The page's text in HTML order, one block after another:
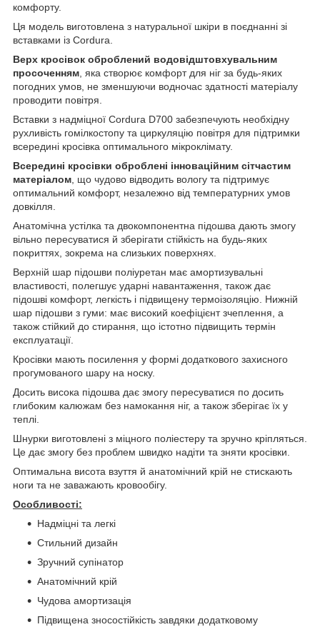
комфорту.
Ця модель виготовлена з натуральної шкіри в поєднанні зі
вставками із Cordura.
Верх кросівок оброблений водовідштовхувальним
просоченням , яка створює комфорт для ніг за будь-яких
погодних умов, не зменшуючи водночас здатності матеріалу
проводити повітря.
Вставки з надміцної Cordura D700 забезпечують необхідну
рухливість гомілкостопу та циркуляцію повітря для підтримки
всередині кросівка оптимального мікроклімату.
Всередині кросівки оброблені інноваційним сітчастим
матеріалом , що чудово відводить вологу та підтримує
оптимальний комфорт, незалежно від температурних умов
довкілля.
Анатомічна устілка та двокомпонентна підошва дають змогу
вільно пересуватися й зберігати стійкість на будь-яких
покриттях, зокрема на слизьких поверхнях.
Верхній шар підошви поліуретан має амортизувальні
властивості, полегшує ударні навантаження, також дає
підошві комфорт, легкість і підвищену термоізоляцію. Нижній
шар підошви з гуми: має високий коефіцієнт зчеплення, а
також стійкий до стирання, що істотно підвищить термін
експлуатації.
Кросівки мають посилення у формі додаткового захисного
прогумованого шару на носку.
Досить висока підошва дає змогу пересуватися по досить
глибоким калюжам без намокання ніг, а також зберігає їх у
теплі.
Шнурки виготовлені з міцного поліестеру та зручно кріпляться.
Це дає змогу без проблем швидко надіти та зняти кросівки.
Оптимальна висота взуття й анатомічний крій не стискають
ноги та не заважають кровообігу.
Особливості:
Надміцні та легкі
Стильний дизайн
Зручний супінатор
Анатомічний крій
Чудова амортизація
Підвищена зносостійкість завдяки додатковому